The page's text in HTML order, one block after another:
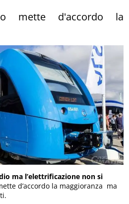
mette d'accordo la
ma l’elettrificazione non si
d’accordo la maggioranza ma